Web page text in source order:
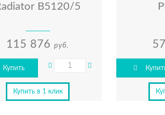
B5120/5
115 876руб.
Купить
Купить в 1 клик